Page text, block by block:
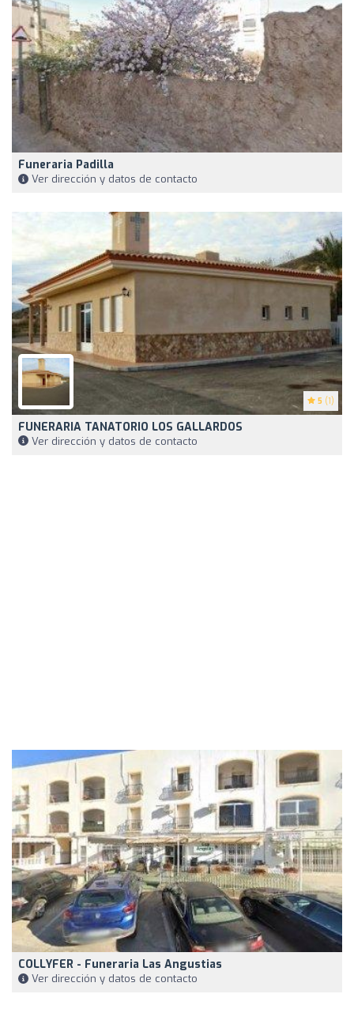
Funeraria Padilla
Ver dirección y datos de contacto
5 (1)
FUNERARIA TANATORIO LOS GALLARDOS
Ver dirección y datos de contacto
COLLYFER - Funeraria Las Angustias
Ver dirección y datos de contacto